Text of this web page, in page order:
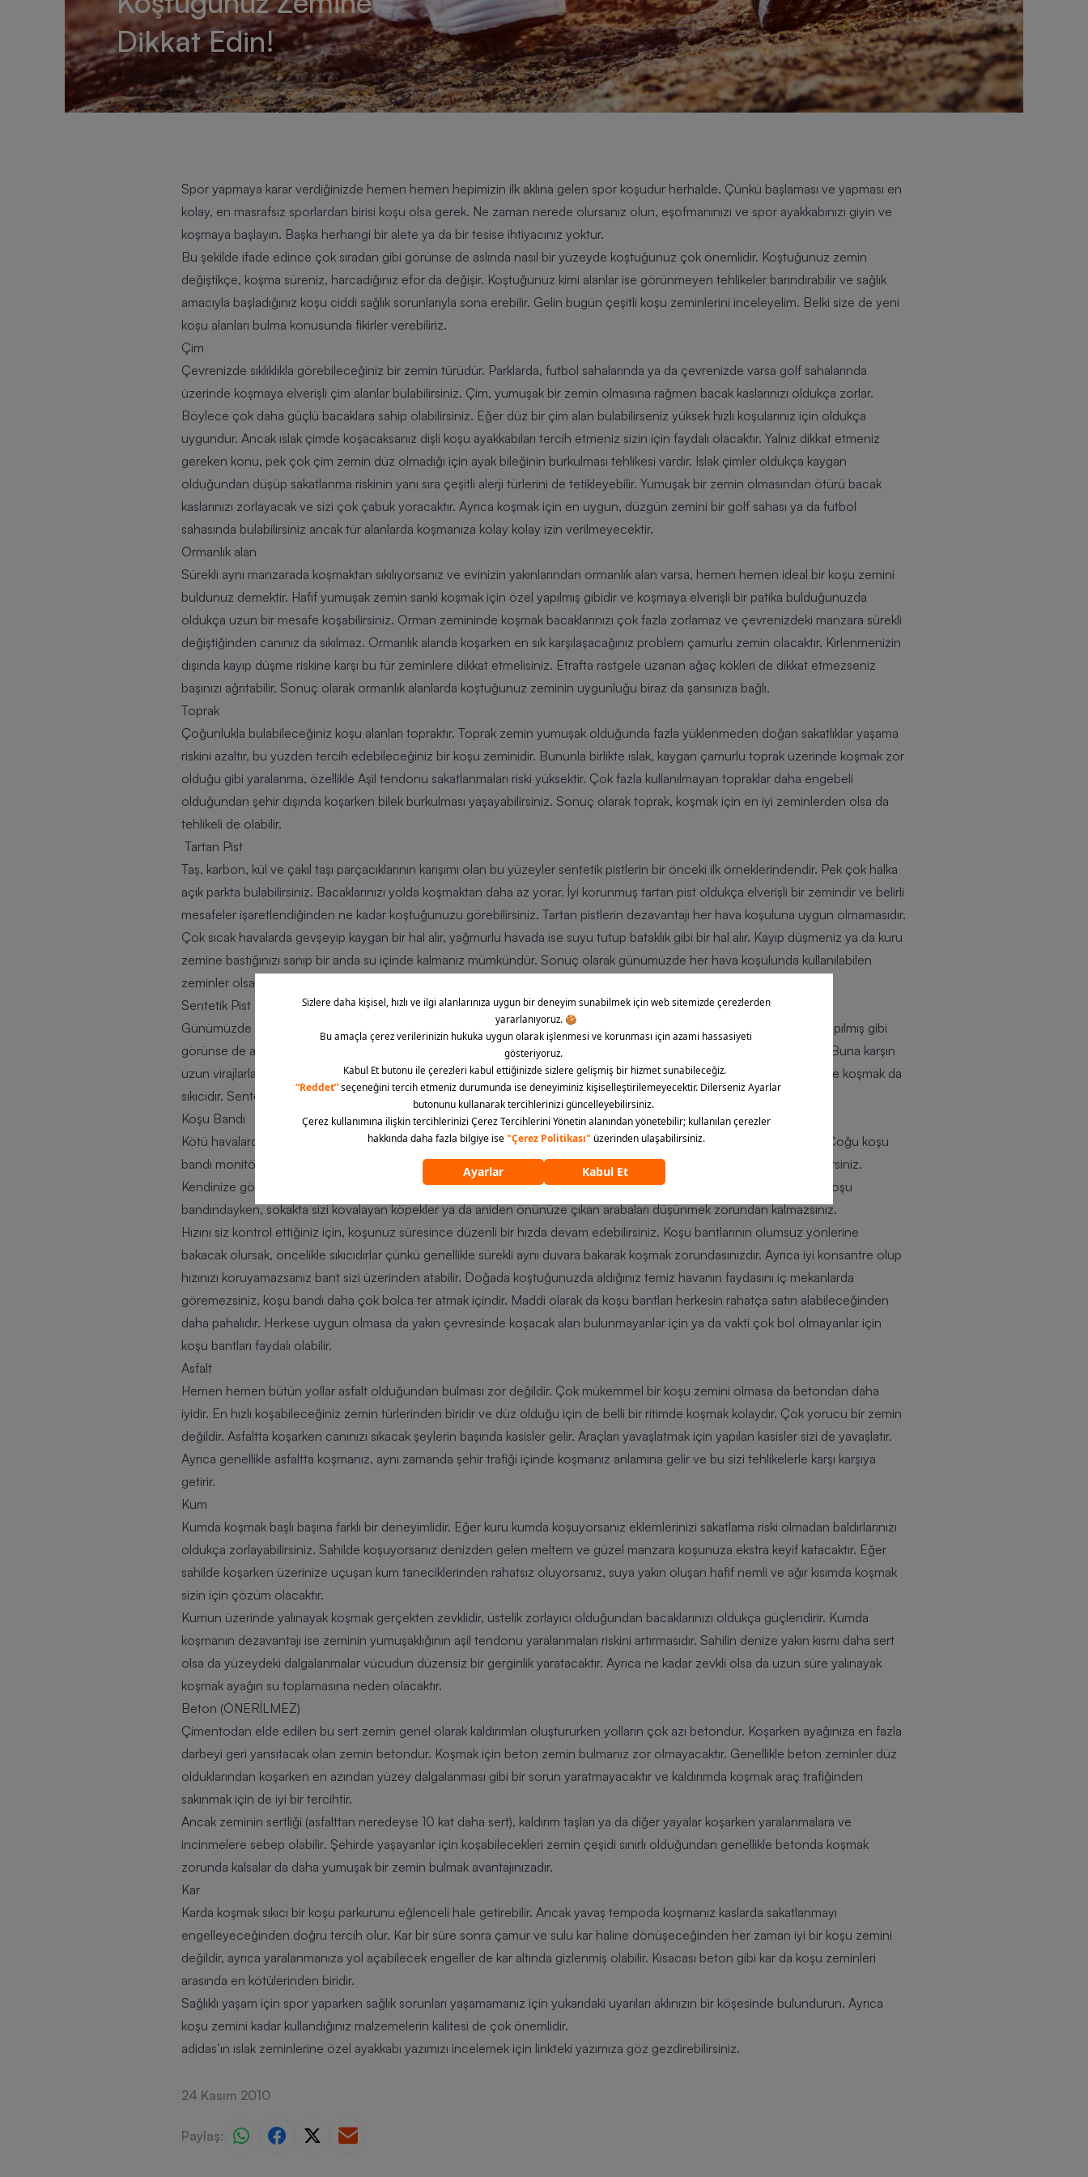
Dikkat Edin!
Spor yapmaya karar verdiğinizde hemen hemen hepimizin ilk aklına gelen spor koşudur herhalde. Çünkü başlaması ve yapması en
kolay, en masrafsız sporlardan birisi koşu olsa gerek. Ne zaman nerede olursanız olun, eşofmanınızı ve spor ayakkabınızı giyin ve
koşmaya başlayın. Başka herhangi bir alete ya da bir tesise ihtiyacınız yoktur.
Bu şekilde ifade edince çok sıradan gibi görünse de aslında nasıl bir yüzeyde koştuğunuz çok önemlidir. Koştuğunuz zemin
değiştikçe, koşma süreniz, harcadığınız efor da değişir. Koştuğunuz kimi alanlar ise görünmeyen tehlikeler barındırabilir ve sağlık
amacıyla başladığınız koşu ciddi sağlık sorunlarıyla sona erebilir. Gelin bugün çeşitli koşu zeminlerini inceleyelim. Belki size de yeni
koşu alanları bulma konusunda fikirler verebiliriz.
Çim
Çevrenizde sıklıklıkla görebileceğiniz bir zemin türüdür. Parklarda, futbol sahalarında ya da çevrenizde varsa golf sahalarında
üzerinde koşmaya elverişli çim alanlar bulabilirsiniz. Çim, yumuşak bir zemin olmasına rağmen bacak kaslarınızı oldukça zorlar.
Böylece çok daha güçlü bacaklara sahip olabilirsiniz. Eğer düz bir çim alan bulabilirseniz yüksek hızlı koşularınız için oldukça
uygundur. Ancak ıslak çimde koşacaksanız dişli koşu ayakkabıları tercih etmeniz sizin için faydalı olacaktır. Yalnız dikkat etmeniz
gereken konu, pek çok çim zemin düz olmadığı için ayak bileğinin burkulması tehlikesi vardır. Islak çimler oldukça kaygan
olduğundan düşüp sakatlanma riskinin yanı sıra çeşitli alerji türlerini de tetikleyebilir. Yumuşak bir zemin olmasından ötürü bacak
kaslarınızı zorlayacak ve sizi çok çabuk yoracaktır. Ayrıca koşmak için en uygun, düzgün zemini bir golf sahası ya da futbol
sahasında bulabilirsiniz ancak tür alanlarda koşmanıza kolay kolay izin verilmeyecektir.
Ormanlık alan
Sürekli aynı manzarada koşmaktan sıkılıyorsanız ve evinizin yakınlarından ormanlık alan varsa, hemen hemen ideal bir koşu zemini
buldunuz demektir. Hafif yumuşak zemin sanki koşmak için özel yapılmış gibidir ve koşmaya elverişli bir patika bulduğunuzda
oldukça uzun bir mesafe koşabilirsiniz. Orman zemininde koşmak bacaklarınızı çok fazla zorlamaz ve çevrenizdeki manzara sürekli
değiştiğinden canınız da sıkılmaz. Ormanlık alanda koşarken en sık karşılaşacağınız problem çamurlu zemin olacaktır. Kirlenmenizin
dışında kayıp düşme riskine karşı bu tür zeminlere dikkat etmelisiniz. Etrafta rastgele uzanan ağaç kökleri de dikkat etmezseniz
başınızı ağrıtabilir. Sonuç olarak ormanlık alanlarda koştuğunuz zeminin uygunluğu biraz da şansınıza bağlı.
Toprak
Çoğunlukla bulabileceğiniz koşu alanları topraktır. Toprak zemin yumuşak olduğunda fazla yüklenmeden doğan sakatlıklar yaşama
riskini azaltır, bu yüzden tercih edebileceğiniz bir koşu zeminidir. Bununla birlikte ıslak, kaygan çamurlu toprak üzerinde koşmak zor
olduğu gibi yaralanma, özellikle Aşil tendonu sakatlanmaları riski yüksektir. Çok fazla kullanılmayan topraklar daha engebeli
olduğundan şehir dışında koşarken bilek burkulması yaşayabilirsiniz. Sonuç olarak toprak, koşmak için en iyi zeminlerden olsa da
tehlikeli de olabilir.
Tartan Pist
Taş, karbon, kül ve çakıl taşı parçacıklarının karışımı olan bu yüzeyler sentetik pistlerin bir önceki ilk örneklerindendir. Pek çok halka
açık parkta bulabilirsiniz. Bacaklarınızı yolda koşmaktan daha az yorar. İyi korunmuş tartan pist oldukça elverişli bir zemindir ve belirli
mesafeler işaretlendiğinden ne kadar koştuğunuzu görebilirsiniz. Tartan pistlerin dezavantajı her hava koşuluna uygun olmamasıdır.
Çok sıcak havalarda gevşeyip kaygan bir hal alır, yağmurlu havada ise suyu tutup bataklık gibi bir hal alır. Kayıp düşmeniz ya da kuru
zemine bastığınızı sanıp bir anda su içinde kalmanız mümkündür. Sonuç olarak günümüzde her hava koşulunda kullanılabilen
zeminler olsa da iyi korunmuş bir tartan pist koşu için ideal bir yüzeydir.
Sentetik Pist
Günümüzde tamamen sentetik materyallerden yapılan koşu pistleri mevcuttur. Genelde profesyonel sporcular için yapılmış gibi
görünse de aslında pek çok spor dalında kullanılabilirler. Koşulan mesafenin ölçülebilmesi açısından faydalı zemilerdir. Buna karşın
uzun virajlarla döndükleri için ayak bileği, diz ve kalça eklemleri üzerinde çok daha fazla baskı oluştururlar. Uzun mesafe koşmak da
sıkıcıdır. Sentetik pistler sürat koşuları için idealdir ancak size tahsis edilmiş bir pist bulmak bazen zor olabilir.
Koşu Bandı
Kötü havalarda ya da evinizin çevresinde koşabilecek bir alan bulunmadığında en iyi çözümlerden biri koşu bandıdır. Çoğu koşu
bandı monitöründe koştuğunuz eğimi, mesafeyi, hızı, yaktığınız kaloriyi, kalp atışı hızınızı ve bunun gibi bilgileri görebilirsiniz.
Kendinize göre koşunun zorluğunu ayarlayabilirsiniz. Adımınızı attığınız zeminin yumuşaklığı koşu için idealdir. Ayrıca koşu
bandındayken, sokakta sizi kovalayan köpekler ya da aniden önünüze çıkan arabaları düşünmek zorundan kalmazsınız.
Hızını siz kontrol ettiğiniz için, koşunuz süresince düzenli bir hızda devam edebilirsiniz. Koşu bantlarının olumsuz yönlerine
bakacak olursak, öncelikle sıkıcıdırlar çünkü genellikle sürekli aynı duvara bakarak koşmak zorundasınızdır. Ayrıca iyi konsantre olup
hızınızı koruyamazsanız bant sizi üzerinden atabilir. Doğada koştuğunuzda aldığınız temiz havanın faydasını iç mekanlarda
göremezsiniz, koşu bandı daha çok bolca ter atmak içindir. Maddi olarak da koşu bantları herkesin rahatça satın alabileceğinden
daha pahalıdır. Herkese uygun olmasa da yakın çevresinde koşacak alan bulunmayanlar için ya da vakti çok bol olmayanlar için
koşu bantları faydalı olabilir.
Asfalt
Hemen hemen bütün yollar asfalt olduğundan bulması zor değildir. Çok mükemmel bir koşu zemini olmasa da betondan daha
iyidir. En hızlı koşabileceğiniz zemin türlerinden biridir ve düz olduğu için de belli bir ritimde koşmak kolaydır. Çok yorucu bir zemin
değildir. Asfaltta koşarken canınızı sıkacak şeylerin başında kasisler gelir. Araçları yavaşlatmak için yapılan kasisler sizi de yavaşlatır.
Ayrıca genellikle asfaltta koşmanız, aynı zamanda şehir trafiği içinde koşmanız anlamına gelir ve bu sizi tehlikelerle karşı karşıya
getirir.
Kum
Kumda koşmak başlı başına farklı bir deneyimlidir. Eğer kuru kumda koşuyorsanız eklemlerinizi sakatlama riski olmadan baldırlarınızı
oldukça zorlayabilirsiniz. Sahilde koşuyorsanız denizden gelen meltem ve güzel manzara koşunuza ekstra keyif katacaktır. Eğer
sahilde koşarken üzerinize uçuşan kum taneciklerinden rahatsız oluyorsanız, suya yakın oluşan hafif nemli ve ağır kısımda koşmak
sizin için çözüm olacaktır.
Kumun üzerinde yalınayak koşmak gerçekten zevklidir, üstelik zorlayıcı olduğundan bacaklarınızı oldukça güçlendirir. Kumda
koşmanın dezavantajı ise zeminin yumuşaklığının aşil tendonu yaralanmaları riskini artırmasıdır. Sahilin denize yakın kısmı daha sert
olsa da yüzeydeki dalgalanmalar vücudun düzensiz bir gerginlik yaratacaktır. Ayrıca ne kadar zevkli olsa da uzun süre yalınayak
koşmak ayağın su toplamasına neden olacaktır.
Beton (ÖNERİLMEZ)
Çimentodan elde edilen bu sert zemin genel olarak kaldırımları oluştururken yolların çok azı betondur. Koşarken ayağınıza en fazla
darbeyi geri yansıtacak olan zemin betondur. Koşmak için beton zemin bulmanız zor olmayacaktır. Genellikle beton zeminler düz
olduklarından koşarken en azından yüzey dalgalanması gibi bir sorun yaratmayacaktır ve kaldırımda koşmak araç trafiğinden
sakınmak için de iyi bir tercihtir.
Ancak zeminin sertliği (asfalttan neredeyse 10 kat daha sert), kaldırım taşları ya da diğer yayalar koşarken yaralanmalara ve
incinmelere sebep olabilir. Şehirde yaşayanlar için koşabilecekleri zemin çeşidi sınırlı olduğundan genellikle betonda koşmak
zorunda kalsalar da daha yumuşak bir zemin bulmak avantajınızadır.
Kar
Karda koşmak sıkıcı bir koşu parkurunu eğlenceli hale getirebilir. Ancak yavaş tempoda koşmanız kaslarda sakatlanmayı
engelleyeceğinden doğru tercih olur. Kar bir süre sonra çamur ve sulu kar haline dönüşeceğinden her zaman iyi bir koşu zemini
değildir, ayrıca yaralanmanıza yol açabilecek engeller de kar altında gizlenmiş olabilir. Kısacası beton gibi kar da koşu zeminleri
arasında en kötülerinden biridir.
Sağlıklı yaşam için spor yaparken sağlık sorunları yaşamamanız için yukarıdaki uyarıları aklınızın bir köşesinde bulundurun. Ayrıca
koşu zemini kadar kullandığınız malzemelerin kalitesi de çok önemlidir.
adidas’ın ıslak zeminlerine özel ayakkabı yazımızı incelemek için linkteki yazımıza göz gezdirebilirsiniz.
24 Kasım 2010
Paylaş: